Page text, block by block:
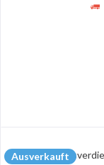
Ausverkauft